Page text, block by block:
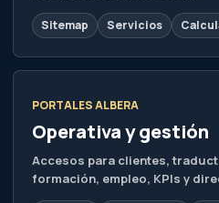
Sitemap Servicios
PORTALES ALBERA
Operativa y gestión
Accesos para clientes,
formación, empleo, KPIs y